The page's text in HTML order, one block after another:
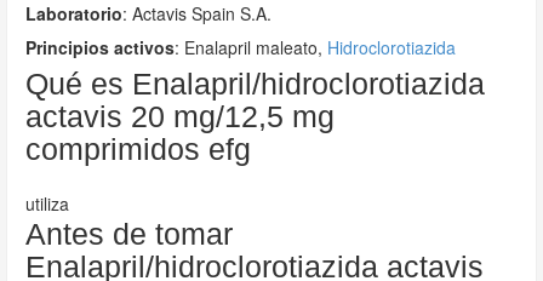
Laboratorio: Actavis Spain S.A.
Principios activos: Enalapril maleato, Hidroclorotiazida
Qué es Enalapril/hidroclorotiazida
actavis 20 mg/12,5 mg
comprimidos efg
utiliza
Antes de tomar
Enalapril/hidroclorotiazida actavis